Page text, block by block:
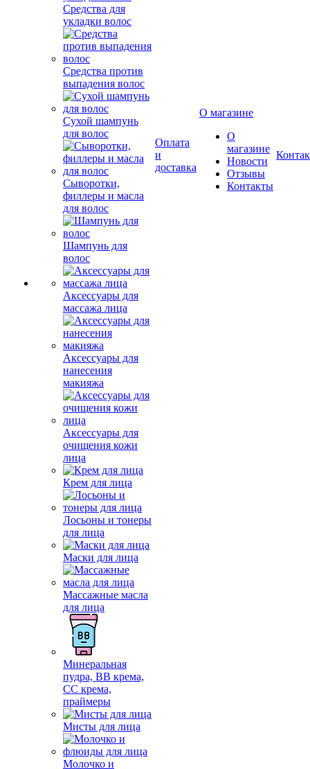
Средства для
укладки волос
Средства против
выпадения волос
Сухой шампунь
для волос
Сыворотки,
филлеры и масла
для волос
Шампунь для
волос
Аксессуары для
массажа лица
Аксессуары для
нанесения
макияжа
Аксессуары для
очищения кожи
лица
Крем для лица
Лосьоны и тонеры
для лица
Маски для лица
Массажные масла
для лица
Минеральная
пудра, BB крема,
СС крема,
праймеры
Мисты для лица
Молочко и
О магазине